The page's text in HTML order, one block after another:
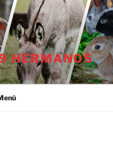
HERMANOS